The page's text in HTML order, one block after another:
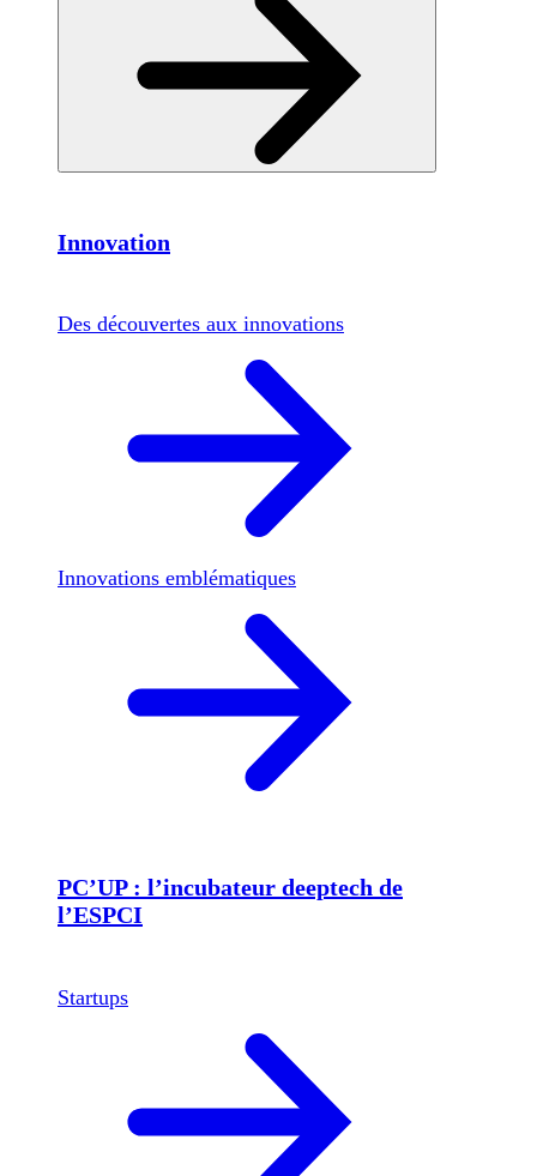
Innovation
Des découvertes aux innovations
Innovations emblématiques
PC’UP : l’incubateur deeptech de
l’ESPCI
Startups